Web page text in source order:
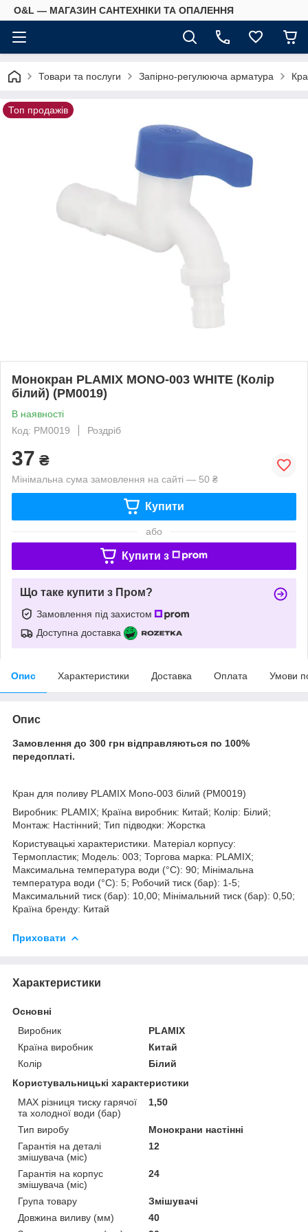
O&L — МАГАЗИН САНТЕХНІКИ ТА ОПАЛЕННЯ
Товари та послуги Запірно-регулююча арматура
Топ продажів
Монокран PLAMIX MONO-003 WHITE (Колір
білий) (PM0019)
В наявності
Код: PM0019
Роздріб
37 ₴
Мінімальна сума замовлення на сайті — 50 ₴
Купити
або
Купити з
Що таке купити з Пром?
Замовлення під захистом
Доступна доставка
Опис Характеристики Доставка Оплата Умови
Опис
Замовлення до 300 грн відправляються по 100%
передоплаті.
Кран для поливу PLAMIX Mono-003 білий (PM0019)
Виробник: PLAMIX; Країна виробник: Китай; Колір: Білий;
Монтаж: Настінний; Тип підводки: Жорстка
Користувацькі характеристики. Матеріал корпусу:
Термопластик; Модель: 003; Торгова марка: PLAMIX;
Максимальна температура води (°C): 90; Мінімальна
температура води (°C): 5; Робочий тиск (бар): 1-5;
Максимальний тиск (бар): 10,00; Мінімальний тиск (бар): 0,50;
Країна бренду: Китай
Приховати
Характеристики
Основні
Виробник
PLAMIX
Країна виробник
Китай
Колір
Білий
Користувальницькі характеристики
MAX різниця тиску гарячої
та холодної води (бар)
1,50
Тип виробу
Монокрани настінні
Гарантія на деталі
змішувача (міс)
12
Гарантія на корпус
змішувача (міс)
24
Група товару
Змішувачі
Довжина виливу (мм)
40